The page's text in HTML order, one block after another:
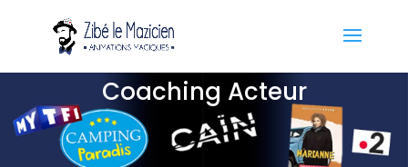
Coaching Acteur